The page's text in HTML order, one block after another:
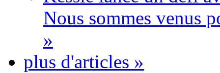
Nous sommes venus
»
plus d'articles »